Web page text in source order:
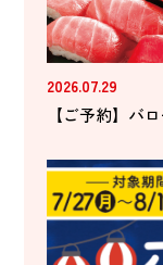
2026.07.29
【ご予約】バ